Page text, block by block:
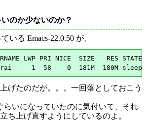
のか少ないのか？
いる Emacs-22.0.50 が、
LWP PRI NICE  SIZE   RES STATE
げたのだが。。。一回落としておこう
らいになっていたのに気付いて、それ
ち上げ直すようにしているのよ。